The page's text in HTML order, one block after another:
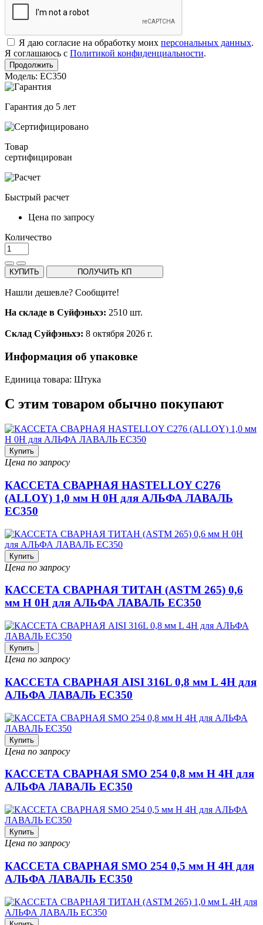
Я даю согласие на обработку моих персональных данных.
Я соглашаюсь с Политикой конфиденциальности.
Продолжить
Модель: EC350
Гарантия до 5 лет
Товар
сертифицирован
Быстрый расчет
Цена по запросу
Количество
КУПИТЬ ПОЛУЧИТЬ КП
Нашли дешевле? Сообщите!
На складе в Суйфэньхэ: 2510 шт.
Склад Суйфэньхэ: 8 октября 2026 г.
Информация об упаковке
Единица товара: Штука
С этим товаром обычно покупают
Купить
Цена по запросу
КАССЕТА СВАРНАЯ HASTELLOY C276
(ALLOY) 1,0 мм H 0H для АЛЬФА ЛАВАЛЬ
EC350
Купить
Цена по запросу
КАССЕТА СВАРНАЯ ТИТАН (ASTM 265) 0,6
мм H 0H для АЛЬФА ЛАВАЛЬ EC350
Купить
Цена по запросу
КАССЕТА СВАРНАЯ AISI 316L 0,8 мм L 4H для
АЛЬФА ЛАВАЛЬ EC350
Купить
Цена по запросу
КАССЕТА СВАРНАЯ SMO 254 0,8 мм H 4H для
АЛЬФА ЛАВАЛЬ EC350
Купить
Цена по запросу
КАССЕТА СВАРНАЯ SMO 254 0,5 мм H 4H для
АЛЬФА ЛАВАЛЬ EC350